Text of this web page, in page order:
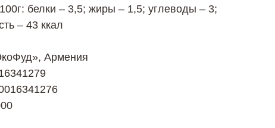
белки – 3,5; жиры – 1,5; углеводы – 3;
– 43 ккал
Армения